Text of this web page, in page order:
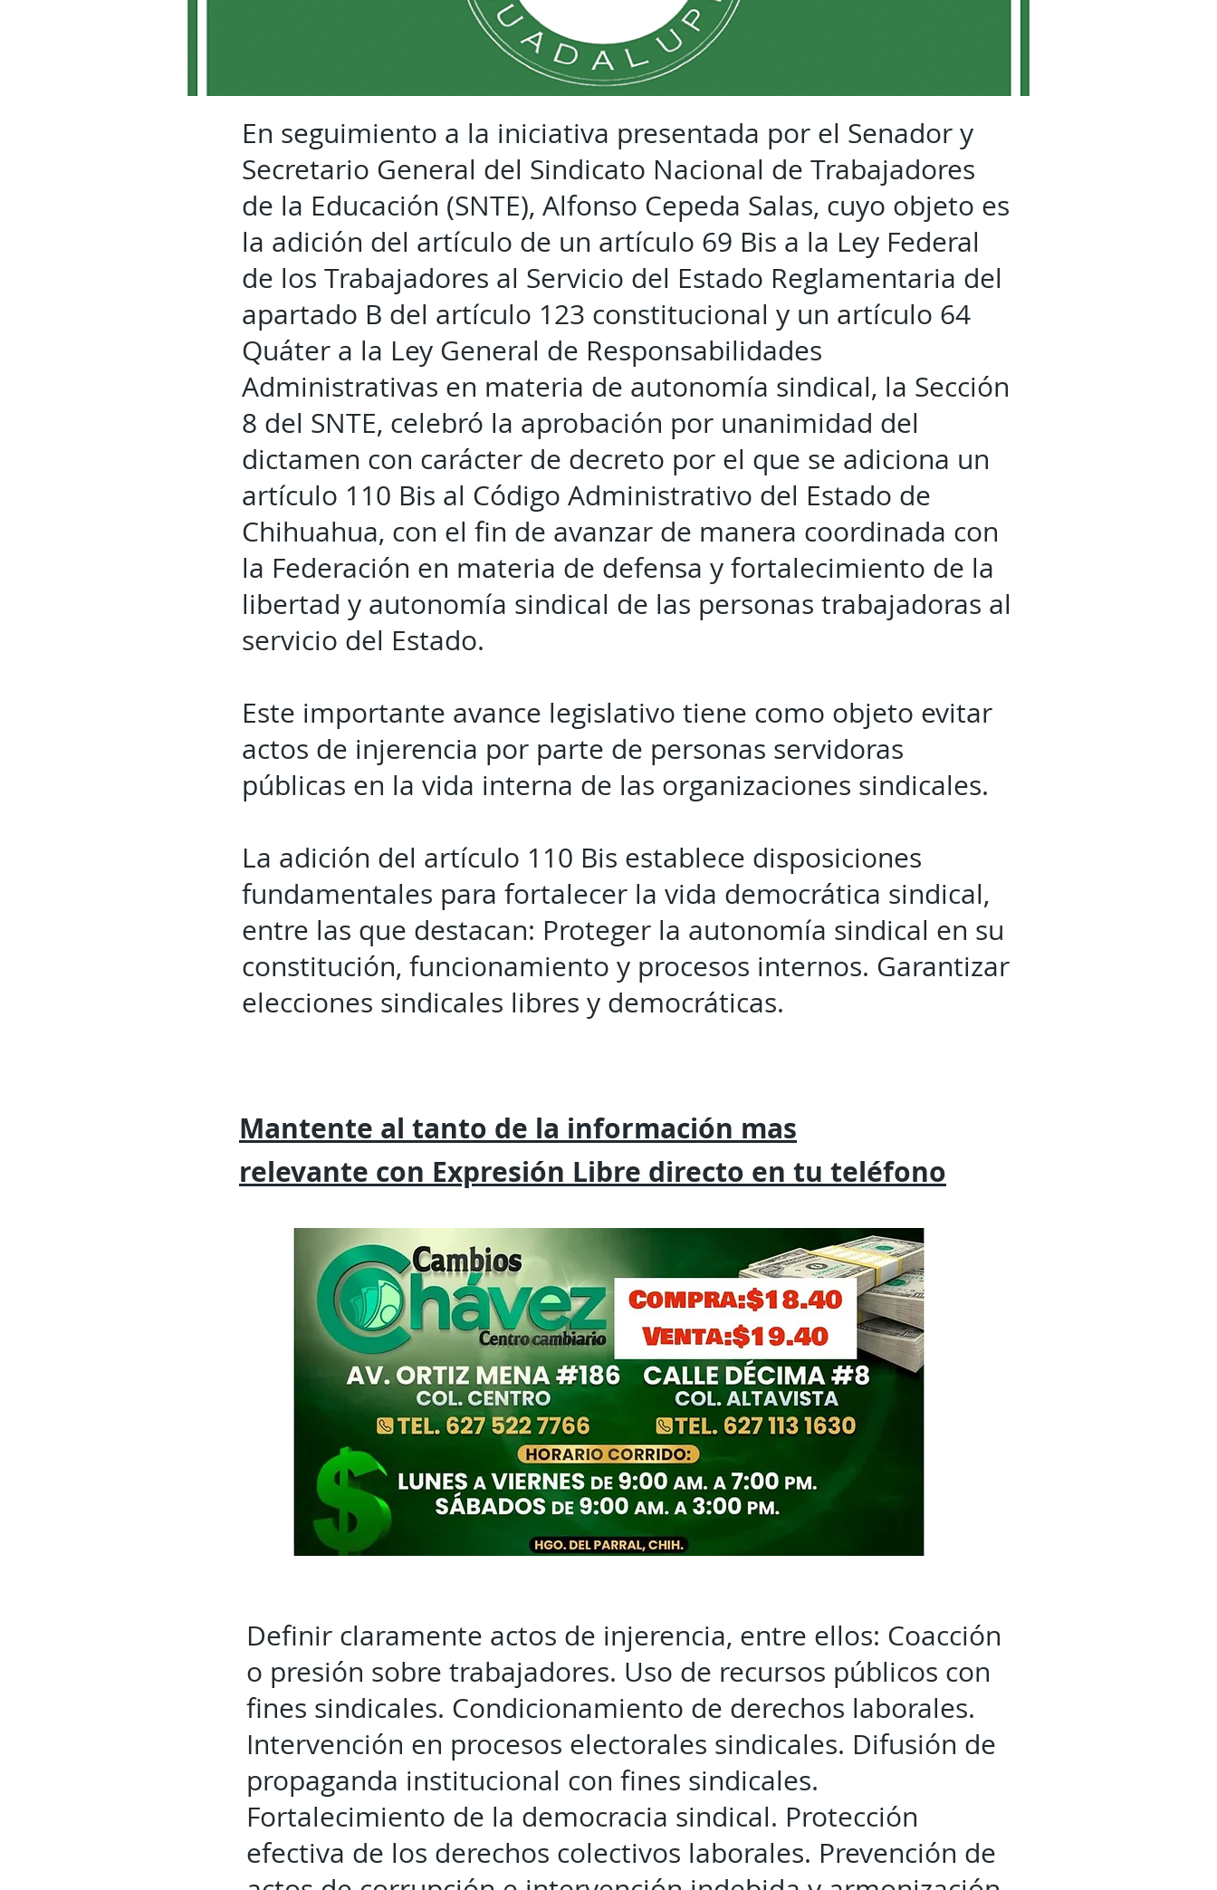
En seguimiento a la iniciativa presentada por el Senador y
Secretario General del Sindicato Nacional de Trabajadores
de la Educación (SNTE), Alfonso Cepeda Salas, cuyo objeto es
la adición del artículo de un artículo 69 Bis a la Ley Federal
de los Trabajadores al Servicio del Estado Reglamentaria del
apartado B del artículo 123 constitucional y un artículo 64
Quáter a la Ley General de Responsabilidades
Administrativas en materia de autonomía sindical, la Sección
8 del SNTE, celebró la aprobación por unanimidad del
dictamen con carácter de decreto por el que se adiciona un
artículo 110 Bis al Código Administrativo del Estado de
Chihuahua, con el fin de avanzar de manera coordinada con
la Federación en materia de defensa y fortalecimiento de la
libertad y autonomía sindical de las personas trabajadoras al
servicio del Estado.
Este importante avance legislativo tiene como objeto evitar
actos de injerencia por parte de personas servidoras
públicas en la vida interna de las organizaciones sindicales.
La adición del artículo 110 Bis establece disposiciones
fundamentales para fortalecer la vida democrática sindical,
entre las que destacan: Proteger la autonomía sindical en su
constitución, funcionamiento y procesos internos. Garantizar
elecciones sindicales libres y democráticas.
Mantente al tanto de la información mas
relevante con Expresión Libre directo en tu teléfono
Definir claramente actos de injerencia, entre ellos: Coacción
o presión sobre trabajadores. Uso de recursos públicos con
fines sindicales. Condicionamiento de derechos laborales.
Intervención en procesos electorales sindicales. Difusión de
propaganda institucional con fines sindicales.
Fortalecimiento de la democracia sindical. Protección
efectiva de los derechos colectivos laborales. Prevención de